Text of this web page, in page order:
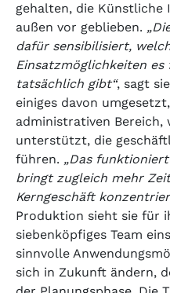
gehalten, die
außen vor geblieben.
dafür sensibilisiert,
Einsatzmöglichkeiten
tatsächlich gibt“, sagt
einiges davon
administrativen Bereich,
unterstützt, die
führen. „Das
bringt zugleich mehr
Kerngeschäft
Produktion sieht sie für
siebenköpfiges Team
sinnvolle
sich in Zukunft ändern,